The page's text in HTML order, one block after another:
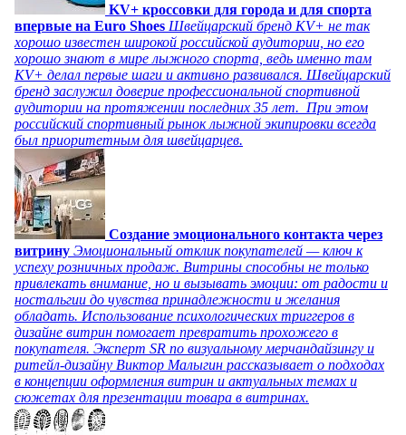
KV+ кроссовки для города и для спорта
впервые на Euro Shoes Швейцарский бренд KV+ не так
хорошо известен широкой российской аудитории, но его
хорошо знают в мире лыжного спорта, ведь именно там
KV+ делал первые шаги и активно развивался. Швейцарский
бренд заслужил доверие профессиональной спортивной
аудитории на протяжении последних 35 лет. При этом
российский спортивный рынок лыжной экипировки всегда
был приоритетным для швейцарцев.
Создание эмоционального контакта через
витрину Эмоциональный отклик покупателей — ключ к
успеху розничных продаж. Витрины способны не только
привлекать внимание, но и вызывать эмоции: от радости и
ностальгии до чувства принадлежности и желания
обладать. Использование психологических триггеров в
дизайне витрин помогает превратить прохожего в
покупателя. Эксперт SR по визуальному мерчандайзингу и
ритейл-дизайну Виктор Малыгин рассказывает о подходах
в концепции оформления витрин и актуальных темах и
сюжетах для презентации товара в витринах.